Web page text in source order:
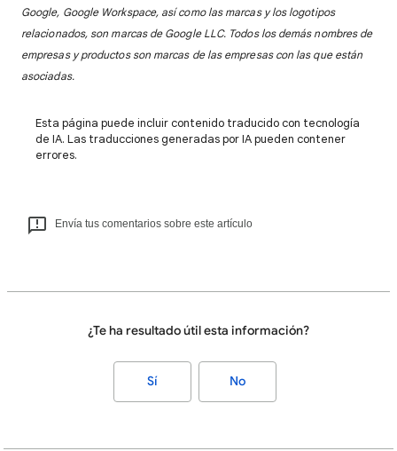
Google, Google Workspace, así como las marcas y los logotipos
relacionados, son marcas de Google LLC. Todos los demás nombres de
empresas y productos son marcas de las empresas con las que están
asociadas.
Esta página puede incluir contenido traducido con tecnología
de IA. Las traducciones generadas por IA pueden contener
errores.
Envía tus comentarios sobre este artículo
¿Te ha resultado útil esta información?
Sí No